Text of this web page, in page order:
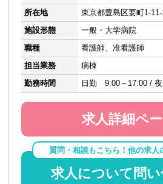
所在地
東京都豊島区要町1-
施設形態
一般・大学病院
職種
看護師、准看護師
担当業務
病棟
勤務時間
日勤 9:00～17:00 /
求人詳細ペ
質問・相談もこちら！他の求人
求人について問